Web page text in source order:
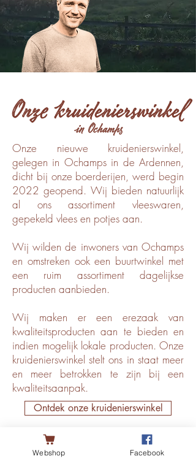
Onze kruidenierswinkel
in Ochamps
Onze nieuwe kruidenierswinkel,
gelegen in Ochamps in de Ardennen,
dicht bij onze boerderijen, werd begin
2022 geopend. Wij bieden natuurlijk
al ons assortiment vleeswaren,
gepekeld vlees en potjes aan.
Wij wilden de inwoners van Ochamps
en omstreken ook een buurtwinkel met
een ruim assortiment dagelijkse
producten aanbieden.
Wij maken er een erezaak van
kwaliteitsproducten aan te bieden en
indien mogelijk lokale producten. Onze
kruidenierswinkel stelt ons in staat meer
en meer betrokken te zijn bij een
kwaliteitsaanpak.
Ontdek onze kruidenierswinkel
Webshop Facebook